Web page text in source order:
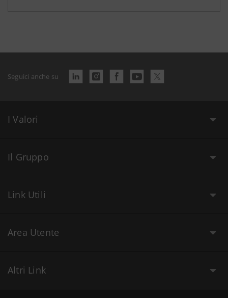
Seguici anche su
I Valori
Il Gruppo
Link Utili
Area Utente
Altri Link